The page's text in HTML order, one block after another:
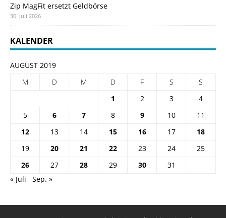
Zip MagFit ersetzt Geldbörse
30. Juli 2026
KALENDER
AUGUST 2019
M
D M D F S
S
1
2 3
4
5
6 7 8 9 10
11
12
13 14 15 16 17
18
19
20 21 22 23 24
25
26
27 28 29 30
31
« Juli
Sep. »